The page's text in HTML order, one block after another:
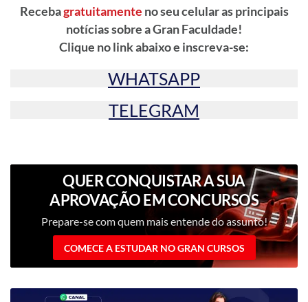
Recebagratuitamente no seu celular as principais
notícias sobre a Gran Faculdade!
Clique no link abaixo e inscreva-se:
WHATSAPP
TELEGRAM
QUER CONQUISTAR A SUA
APROVAÇÃO EM CONCURSOS
PÚBLICOS?
Prepare-se com quem mais entende do assunto!
COMECE A ESTUDAR NO GRAN CURSOS